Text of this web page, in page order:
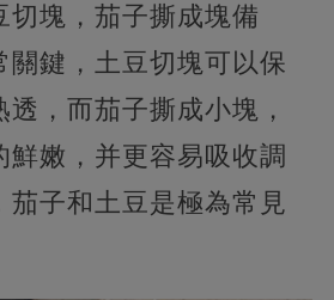
切塊，茄子撕成塊備
關鍵，土豆切塊可以保
，而茄子撕成小塊，
鮮嫩，并更容易吸收調
茄子和土豆是極為常見